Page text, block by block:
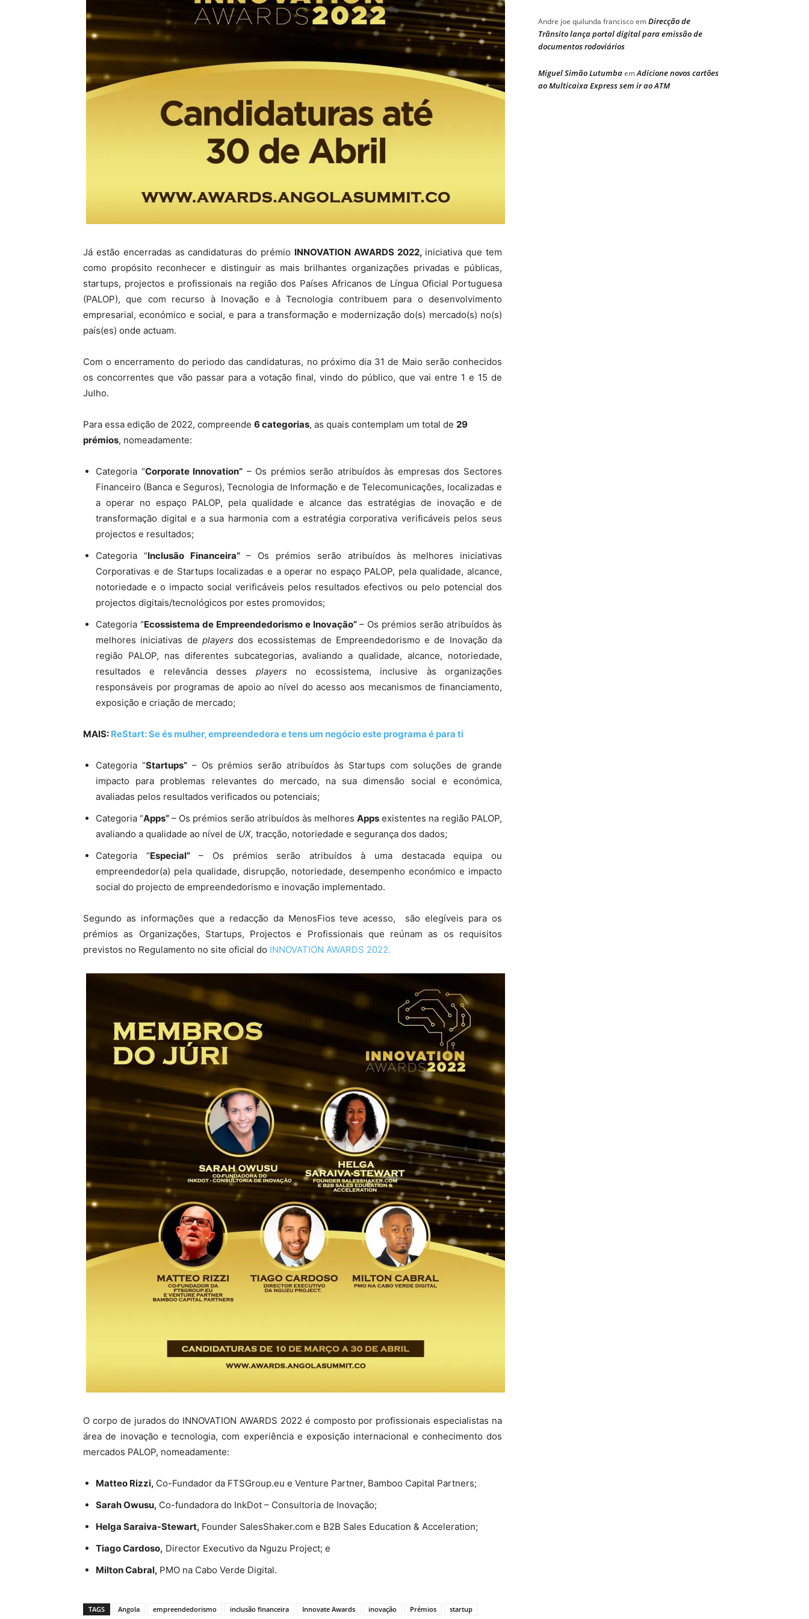
Já estão encerradas as candidaturas do prémio INNOVATION AWARDS 2022, iniciativa que tem
como propósito reconhecer e distinguir as mais brilhantes organizações privadas e públicas,
startups, projectos e profissionais na região dos Países Africanos de Língua Oficial Portuguesa
(PALOP), que com recurso à Inovação e à Tecnologia contribuem para o desenvolvimento
empresarial, económico e social, e para a transformação e modernização do(s) mercado(s) no(s)
país(es) onde actuam.
Com o encerramento do periodo das candidaturas, no próximo dia 31 de Maio serão conhecidos
os concorrentes que vão passar para a votação final, vindo do público, que vai entre 1 e 15 de
Julho.
Para essa edição de 2022, compreende 6 categorias, as quais contemplam um total de 29
prémios, nomeadamente:
Categoria “Corporate Innovation” – Os prémios serão atribuídos às empresas dos Sectores
Financeiro (Banca e Seguros), Tecnologia de Informação e de Telecomunicações, localizadas e
a operar no espaço PALOP, pela qualidade e alcance das estratégias de inovação e de
transformação digital e a sua harmonia com a estratégia corporativa verificáveis pelos seus
projectos e resultados;
Categoria “Inclusão Financeira”– Os prémios serão atribuídos às melhores iniciativas
Corporativas e de Startups localizadas e a operar no espaço PALOP, pela qualidade, alcance,
notoriedade e o impacto social verificáveis pelos resultados efectivos ou pelo potencial dos
projectos digitais/tecnológicos por estes promovidos;
Categoria “Ecossistema de Empreendedorismo e Inovação”– Os prémios serão atribuídos às
melhores iniciativas de playersdos ecossistemas de Empreendedorismo e de Inovação da
região PALOP, nas diferentes subcategorias, avaliando a qualidade, alcance, notoriedade,
resultados e relevância desses players no ecossistema, inclusive às organizações
responsáveis por programas de apoio ao nível do acesso aos mecanismos de financiamento,
exposição e criação de mercado;
MAIS: ReStart: Se és mulher, empreendedora e tens um negócio este programa é para ti
Categoria “Startups” – Os prémios serão atribuídos às Startups com soluções de grande
impacto para problemas relevantes do mercado, na sua dimensão social e económica,
avaliadas pelos resultados verificados ou potenciais;
Categoria “Apps” – Os prémios serão atribuídos às melhores Appsexistentes na região PALOP,
avaliando a qualidade ao nível de UX, tracção, notoriedade e segurança dos dados;
Categoria “Especial”– Os prémios serão atribuídos à uma destacada equipa ou
empreendedor(a) pela qualidade, disrupção, notoriedade, desempenho económico e impacto
social do projecto de empreendedorismo e inovação implementado.
Segundo as informações que a redacção da MenosFios teve acesso, são elegíveis para os
prémios as Organizações, Startups, Projectos e Profissionais que reúnam as os requisitos
previstos no Regulamento no site oficial do INNOVATION AWARDS 2022.
O corpo de jurados do INNOVATION AWARDS 2022 é composto por profissionais especialistas na
área de inovação e tecnologia, com experiência e exposição internacional e conhecimento dos
mercados PALOP, nomeadamente:
Matteo Rizzi, Co-Fundador da FTSGroup.eu e Venture Partner, Bamboo Capital Partners;
Sarah Owusu, Co-fundadora do InkDot – Consultoria de Inovação;
Helga Saraiva-Stewart, Founder SalesShaker.com e B2B Sales Education & Acceleration;
Tiago Cardoso, Director Executivo da Nguzu Project; e
Milton Cabral, PMO na Cabo Verde Digital.
TAGS Angola empreendedorismo inclusão financeira Innovate Awards inovação Prémios startup
Andre joe quilunda franciscoemDirecção de
Trânsito lança portal digital para emissão de
documentos rodoviários
Miguel Simão LutumbaemAdicione novos cartões
ao Multicaixa Express sem ir ao ATM